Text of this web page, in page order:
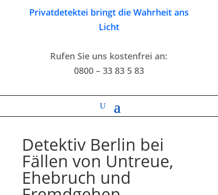
Privatdetektei bringt die Wahrheit ans
Licht
Rufen Sie uns kostenfrei an:
0800 – 33 83 5 83
Detektiv Berlin bei
Fällen von Untreue,
Ehebruch und